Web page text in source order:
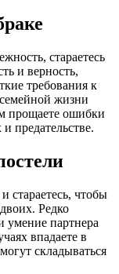
стараетесь
и верность,
требования к
жизни
прощаете ошибки
предательстве.
стараетесь, чтобы
Редко
умение партнера
впадаете в
складываться